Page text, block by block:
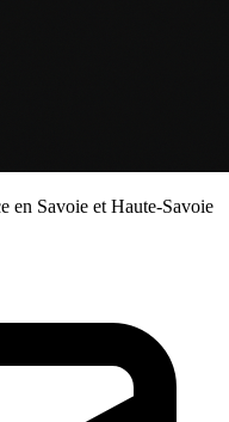
en Savoie et Haute-Savoie